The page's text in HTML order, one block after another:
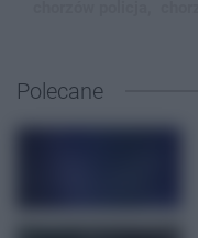
Polecane